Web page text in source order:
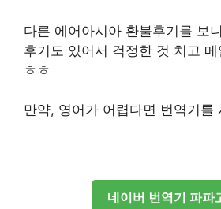
다른 에어아시아 환불후기를 보
후기도 있어서 걱정한 것 치고
ㅎㅎ
만약, 영어가 어렵다면 번역기를
네이버 번역기 파파